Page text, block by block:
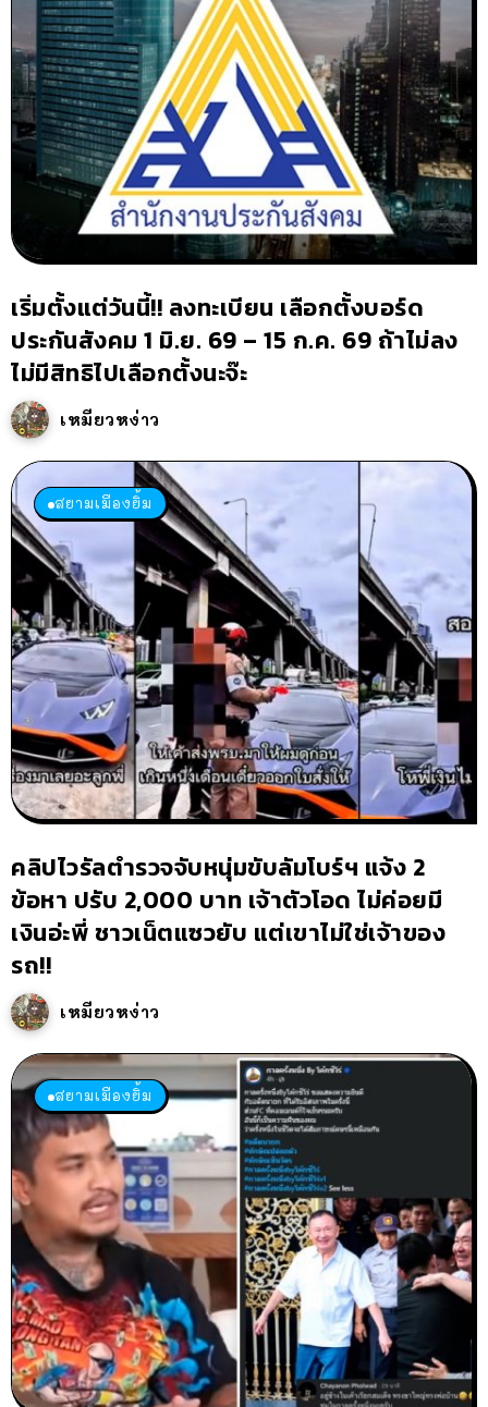
เริ่มตั้งแต่วันนี้!! ลงทะเบียน เลือกตั้งบอร์ด
ประกันสังคม 1 มิ.ย. 69 – 15 ก.ค. 69 ถ้าไม่ลง
ไม่มีสิทธิไปเลือกตั้งนะจ๊ะ
เหมียวหง่าว
สยามเมืองยิ้ม
คลิปไวรัลตำรวจจับหนุ่มขับลัมโบร์ฯ แจ้ง 2
ข้อหา ปรับ 2,000 บาท เจ้าตัวโอด ไม่ค่อยมี
เงินอ่ะพี่ ชาวเน็ตแซวยับ แต่เขาไม่ใช่เจ้าของ
รถ!!
เหมียวหง่าว
สยามเมืองยิ้ม